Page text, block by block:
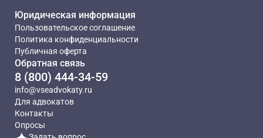
Юридическая информация
Пользовательское соглашение
Политика конфиденциальности
Публичная оферта
Обратная связь
8 (800) 444-34-59
info@vseadvokaty.ru
Для адвокатов
Контакты
Опросы